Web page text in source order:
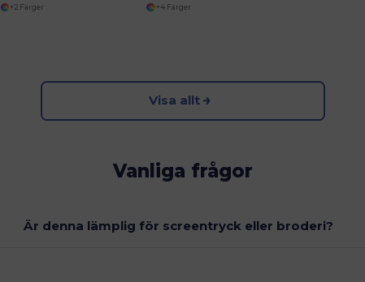
+2 Färger +4 Färger
Visa allt
Vanliga frågor
Är denna lämplig för screentryck eller broderi?